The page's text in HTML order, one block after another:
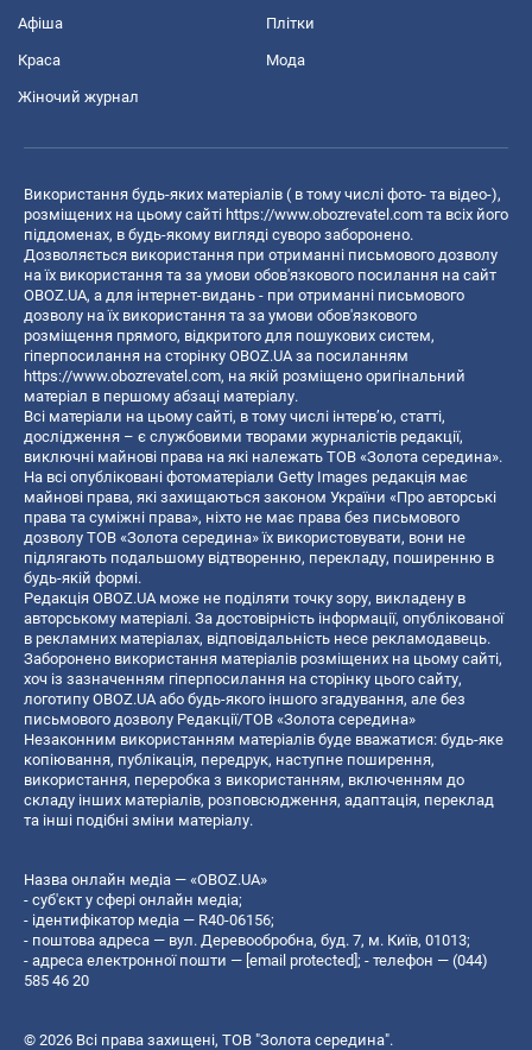
Афіша Плітки
Краса Мода
Жіночий журнал
Використання будь-яких матеріалів ( в тому числі фото- та відео-),
розміщених на цьому сайті https://www.obozrevatel.com та всіх його
піддоменах, в будь-якому вигляді суворо заборонено.
Дозволяється використання при отриманні письмового дозволу
на їх використання та за умови обов'язкового посилання на сайт
OBOZ.UA, а для інтернет-видань - при отриманні письмового
дозволу на їх використання та за умови обов'язкового
розміщення прямого, відкритого для пошукових систем,
гіперпосилання на сторінку OBOZ.UA за посиланням
https://www.obozrevatel.com, на якій розміщено оригінальний
матеріал в першому абзаці матеріалу.
Всі матеріали на цьому сайті, в тому числі інтерв’ю, статті,
дослідження – є службовими творами журналістів редакції,
виключні майнові права на які належать ТОВ «Золота середина».
На всі опубліковані фотоматеріали Getty Images редакція має
майнові права, які захищаються законом України «Про авторські
права та суміжні права», ніхто не має права без письмового
дозволу ТОВ «Золота середина» їх використовувати, вони не
підлягають подальшому відтворенню, перекладу, поширенню в
будь-якій формі.
Редакція OBOZ.UA може не поділяти точку зору, викладену в
авторському матеріалі. За достовірність інформації, опублікованої
в рекламних матеріалах, відповідальність несе рекламодавець.
Заборонено використання матеріалів розміщених на цьому сайті,
хоч із зазначенням гіперпосилання на сторінку цього сайту,
логотипу OBOZ.UA або будь-якого іншого згадування, але без
письмового дозволу Редакції/ТОВ «Золота середина»
Незаконним використанням матеріалів буде вважатися: будь-яке
копiювання, публiкацiя, передрук, наступне поширення,
використання, переробка з використанням, включенням до
складу інших матеріалів, розповсюдження, адаптація, переклад
та інші подібні зміни матеріалу.
Назва онлайн медіа — «OBOZ.UA»
- суб'єкт у сфері онлайн медіа;
- ідентифікатор медіа — R40-06156;
- поштова адреса — вул. Деревообробна, буд. 7, м. Київ, 01013;
- адреса електронної пошти — [email protected]; - телефон — (044)
585 46 20
© 2026 Всі права захищені, ТОВ "Золота середина".